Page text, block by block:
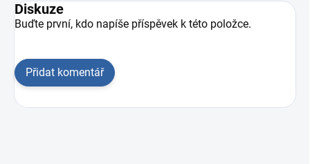
Diskuze
Buďte první, kdo napíše příspěvek k této položce.
Přidat komentář